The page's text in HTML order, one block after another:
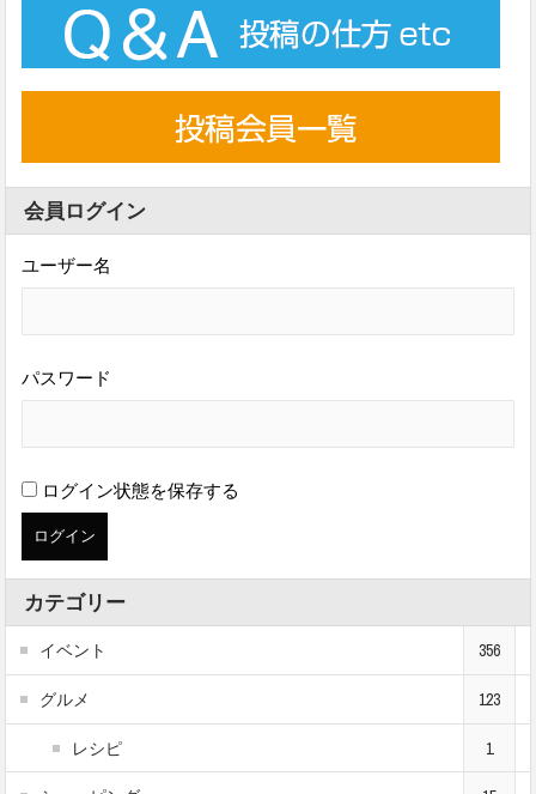
会員ログイン
ユーザー名
パスワード
ログイン状態を保存する
カテゴリー
イベント 356
グルメ 123
レシピ 1